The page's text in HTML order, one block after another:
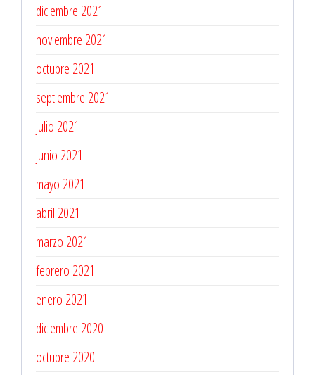
diciembre 2021
noviembre 2021
octubre 2021
septiembre 2021
julio 2021
junio 2021
mayo 2021
abril 2021
marzo 2021
febrero 2021
enero 2021
diciembre 2020
octubre 2020